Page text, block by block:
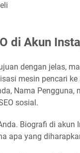
di Akun
dengan jelas,
mesin pencari
Nama
sosial.
Biografi di
apa yang